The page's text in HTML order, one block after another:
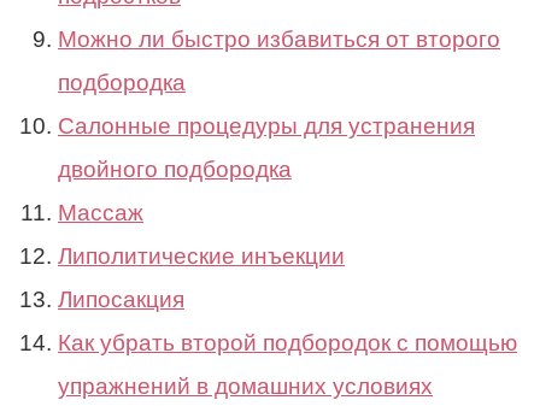
Можно ли быстро избавиться от второго
подбородка
Салонные процедуры для устранения
двойного подбородка
Массаж
Липолитические инъекции
Липосакция
Как убрать второй подбородок с помощью
упражнений в домашних условиях